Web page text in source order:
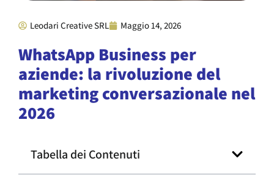
Leodari Creative SRL Maggio 14, 2026
WhatsApp Business per
aziende: la rivoluzione del
marketing conversazionale nel
2026
Tabella dei Contenuti